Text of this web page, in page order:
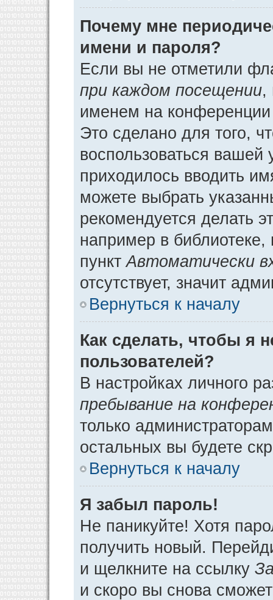
Почему мне
имени и пароля?
Если вы не отметили
при каждом посещении,
именем на конференции
Это сделано для того,
воспользоваться
приходилось вводить
можете выбрать
рекомендуется делать
например в библиотеке,
пунктАвтоматически
отсутствует, значит
Вернуться к началу
Как сделать, чтобы я
пользователей?
В настройках личного
пребывание на
только
остальных вы будете
Вернуться к началу
Я забыл пароль!
Не паникуйте! Хотя
получить новый.
и щелкните на ссылку
и скоро вы снова